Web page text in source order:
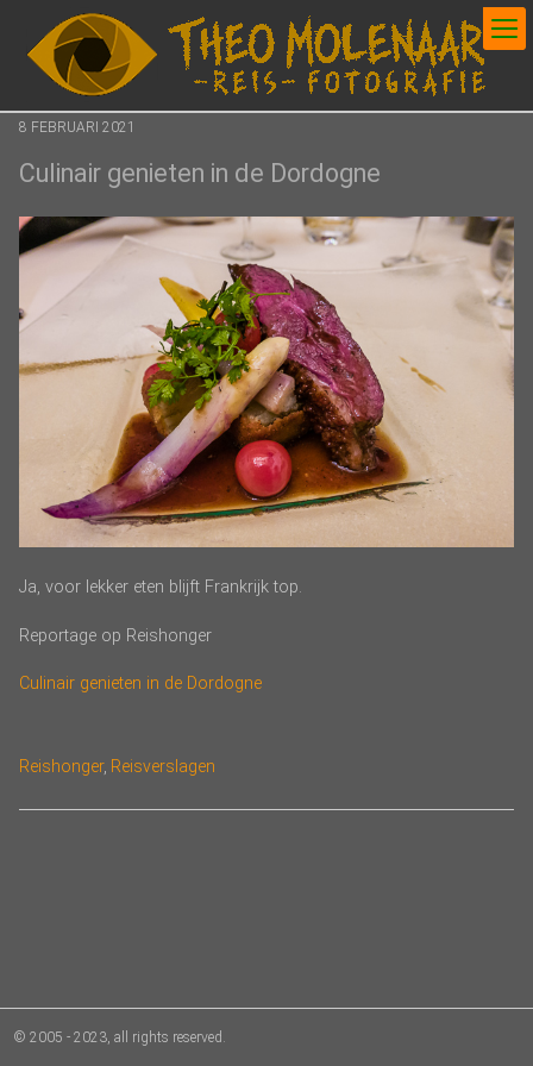
Posted
8 FEBRUARI 2021
Culinair genieten in de Dordogne
Ja, voor lekker eten blijft Frankrijk top.
Reportage op Reishonger
Culinair genieten in de Dordogne
Categories
Reishonger, Reisverslagen
© 2005 - 2023, all rights reserved.